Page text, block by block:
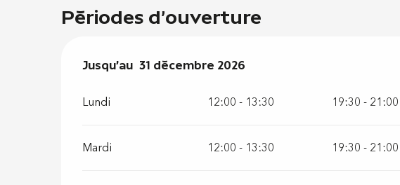
Périodes d'ouverture
Du2 janvier 2026au31 décembre 2026
Jusqu'au 31 décembre 2026
Lundi 12:00 - 13:30 19:30 - 21:00
Mardi 12:00 - 13:30 19:30 - 21:00